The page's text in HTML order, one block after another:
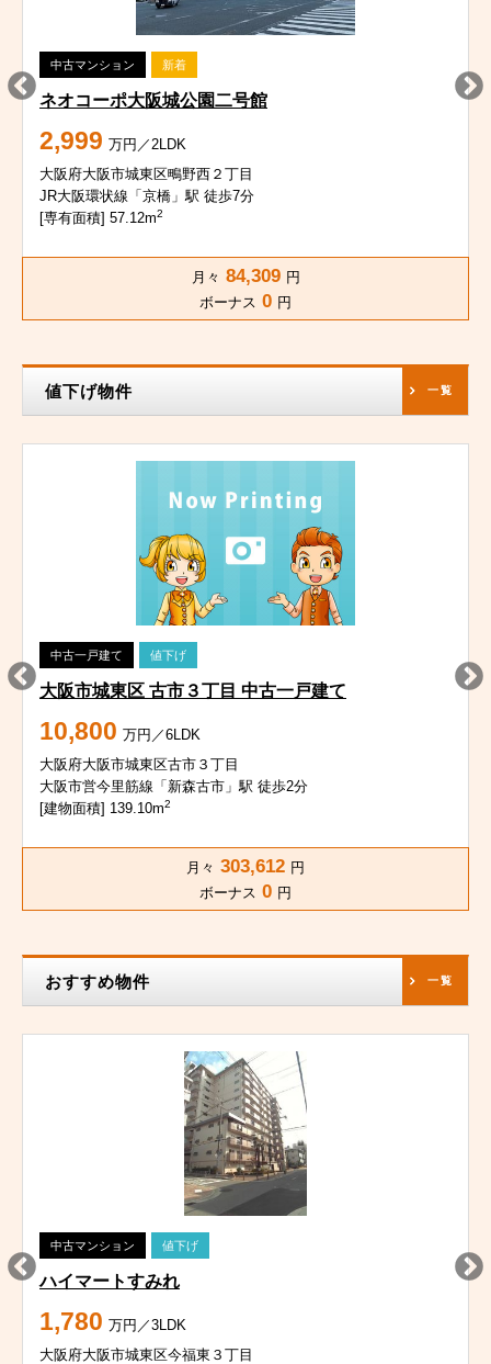
中古マンション 新着
ネオコーポ大阪城公園二号館
2,999 万円／2LDK
大阪府大阪市城東区鴫野西２丁目
JR大阪環状線「京橋」駅 徒歩7分
[専有面積] 57.12m2
月々 84,309 円
ボーナス 0 円
値下げ物件 一覧
中古一戸建て 値下げ
大阪市城東区 古市３丁目 中古一戸建て
10,800 万円／6LDK
大阪府大阪市城東区古市３丁目
大阪市営今里筋線「新森古市」駅 徒歩2分
[建物面積] 139.10m2
月々 303,612 円
ボーナス 0 円
おすすめ物件 一覧
中古マンション 値下げ
ハイマートすみれ
1,780 万円／3LDK
大阪府大阪市城東区今福東３丁目